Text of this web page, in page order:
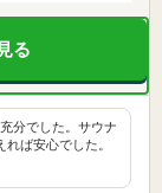
る
分でした。サウナ
ば安心でした。